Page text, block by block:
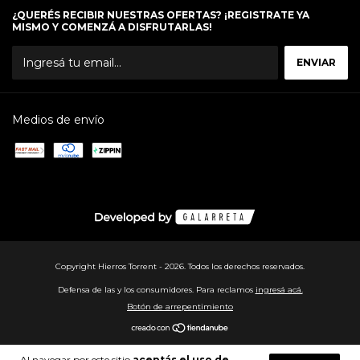
¿QUERÉS RECIBIR NUESTRAS OFERTAS? ¡REGISTRATE YA
MISMO Y COMENZÁ A DISFRUTARLAS!
Medios de envío
Copyright Hierros Torrent - 2026. Todos los derechos reservados.
Defensa de las y los consumidores. Para reclamos ingresá acá.
Botón de arrepentimiento